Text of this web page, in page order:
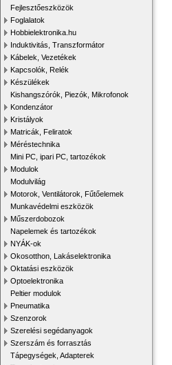
Fejlesztőeszközök
Foglalatok
Hobbielektronika.hu
Induktivitás, Transzformátor
Kábelek, Vezetékek
Kapcsolók, Relék
Készülékek
Kishangszórók, Piezók, Mikrofonok
Kondenzátor
Kristályok
Matricák, Feliratok
Méréstechnika
Mini PC, ipari PC, tartozékok
Modulok
Modulvilág
Motorok, Ventilátorok, Fűtőelemek
Munkavédelmi eszközök
Műszerdobozok
Napelemek és tartozékok
NYÁK-ok
Okosotthon, Lakáselektronika
Oktatási eszközök
Optoelektronika
Peltier modulok
Pneumatika
Szenzorok
Szerelési segédanyagok
Szerszám és forrasztás
Tápegységek, Adapterek